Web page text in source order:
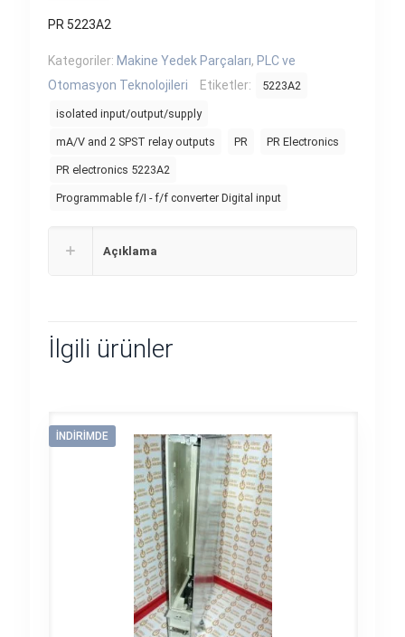
PR 5223A2
Kategoriler: Makine Yedek Parçaları, PLC ve
Otomasyon Teknolojileri
Etiketler: 5223A2
isolated input/output/supply
mA/V and 2 SPST relay outputs PR PR Electronics
PR electronics 5223A2
Programmable f/I - f/f converter Digital input
Açıklama
İlgili ürünler
İNDIRIMDE